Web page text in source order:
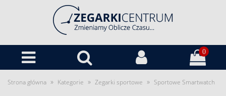
0
Strona główna » Kategorie » Zegarki sportowe » Sportowe Smartwatch